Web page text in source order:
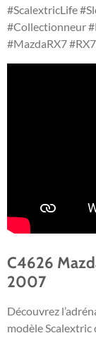
#ScalextricLife
#Collectionneur
#MazdaRX7
C4626
2007
Découvrez
modèle Scalextric